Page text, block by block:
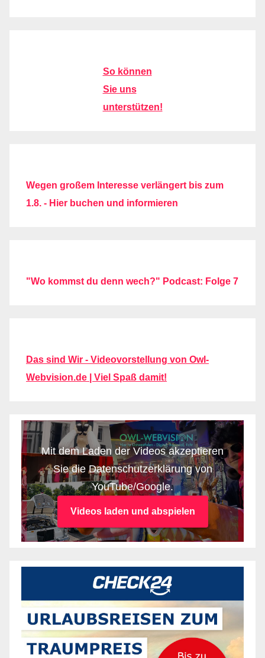
So können
Sie uns
unterstützen!
Wegen großem Interesse verlängert bis zum
1.8. - Hier buchen und informieren
"Wo kommst du denn wech?" Podcast: Folge 7
Das sind Wir - Videovorstellung von Owl-
Webvision.de | Viel Spaß damit!
Mit dem Laden der Videos akzeptieren
Sie die Datenschutzerklärung von
YouTube/Google.
Videos laden und abspielen